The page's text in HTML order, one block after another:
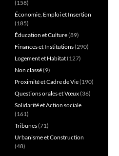
(158)
Économie, Emploi et Insertion
(185)
Éducation et Culture(89)
Finances et Institutions(290)
Logement et Habitat(127)
Non classé(9)
Proximité et Cadre de Vie(190)
Questions orales et Vœux(36)
Solidarité et Action sociale
(161)
Tribunes(71)
Urbanisme et Construction
(48)